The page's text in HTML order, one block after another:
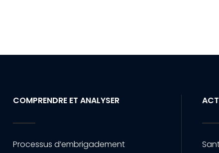
COMPRENDRE ET ANALYSER
Processus d’embrigadement